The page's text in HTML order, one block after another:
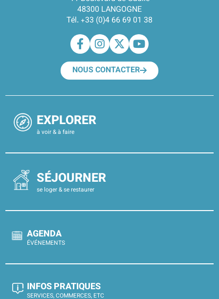
48300 LANGOGNE
Tél. +33 (0)4 66 69 01 38
NOUS CONTACTER
EXPLORER
à voir & à faire
SÉJOURNER
se loger & se restaurer
AGENDA
ÉVÉNEMENTS
INFOS PRATIQUES
SERVICES, COMMERCES, ETC